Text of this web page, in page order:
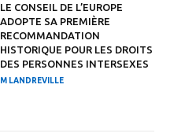
LE CONSEIL DE L’EUROPE
ADOPTE SA PREMIÈRE
RECOMMANDATION
HISTORIQUE POUR LES DROITS
DES PERSONNES INTERSEXES
M LANDREVILLE